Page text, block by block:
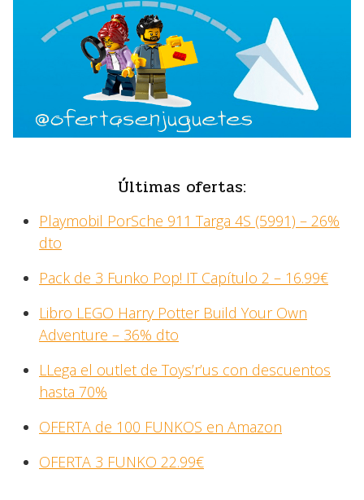
Últimas ofertas:
Playmobil PorSche 911 Targa 4S (5991) – 26%
dto
Pack de 3 Funko Pop! IT Capítulo 2 – 16.99€
Libro LEGO Harry Potter Build Your Own
Adventure – 36% dto
LLega el outlet de Toys’r’us con descuentos
hasta 70%
OFERTA de 100 FUNKOS en Amazon
OFERTA 3 FUNKO 22.99€